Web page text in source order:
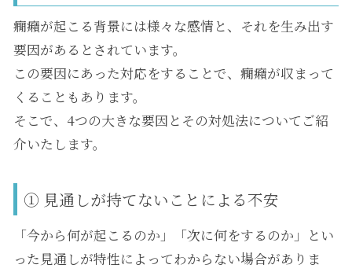
癇癪が起こる背景には様々な感情と、それを生み出す
要因があるとされています。
この要因にあった対応をすることで、癇癪が収まって
くることもあります。
そこで、4つの大きな要因とその対処法についてご紹
介いたします。
① 見通しが持てないことによる不安
「今から何が起こるのか」「次に何をするのか」とい
った見通しが特性によってわからない場合がありま